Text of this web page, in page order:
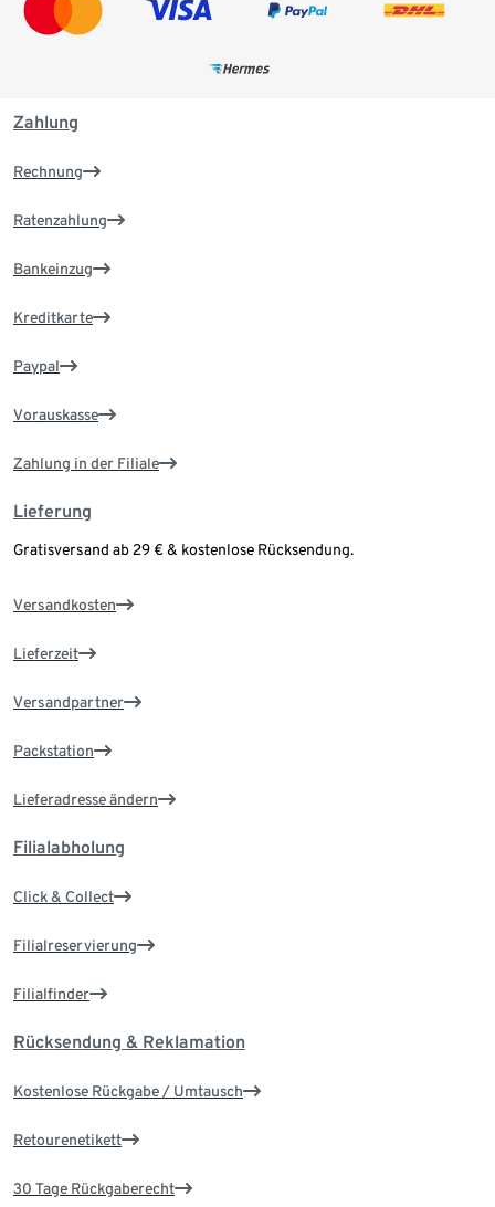
Zahlung
Rechnung
Ratenzahlung
Bankeinzug
Kreditkarte
Paypal
Vorauskasse
Zahlung in der Filiale
Lieferung
Gratisversand ab 29 € & kostenlose Rücksendung.
Versandkosten
Lieferzeit
Versandpartner
Packstation
Lieferadresse ändern
Filialabholung
Click & Collect
Filialreservierung
Filialfinder
Rücksendung & Reklamation
Kostenlose Rückgabe / Umtausch
Retourenetikett
30 Tage Rückgaberecht